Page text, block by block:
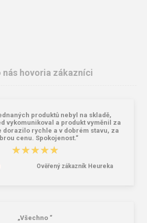
CXS RICK Jednorázový plášť biely
nás hovoria zákazníci
produktů nebyl na skladě,
vykomunikoval a produkt vyměnil za
dorazilo rychle a v dobrém stavu, za
cenu. Spokojenost.“
★★★★★
★★★★★
Ověřený zákazník Heureka
„Všechno “